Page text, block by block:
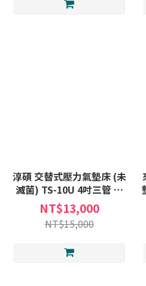
淳碩 交替式壓力氣墊床 (未
滅菌) TS-10U 4吋三管 氣
墊床B款補助 氣墊床 贈:床
包X1+中單X1 TS10U
NT$13,000
NT$15,000